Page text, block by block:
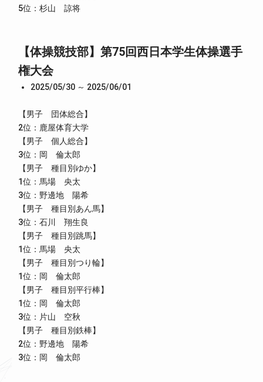
5位：杉山 諒将
【体操競技部】第75回西日本学生体操選手
権大会
2025/05/30 ～ 2025/06/01
【男子 団体総合】
2位：鹿屋体育大学
【男子 個人総合】
3位：岡 倫太郎
【男子 種目別ゆか】
1位：馬場 央太
3位：野邊地 陽希
【男子 種目別あん馬】
3位：石川 翔生良
【男子 種目別跳馬】
1位：馬場 央太
【男子 種目別つり輪】
1位：岡 倫太郎
【男子 種目別平行棒】
1位：岡 倫太郎
3位：片山 空秋
【男子 種目別鉄棒】
2位：野邊地 陽希
3位：岡 倫太郎